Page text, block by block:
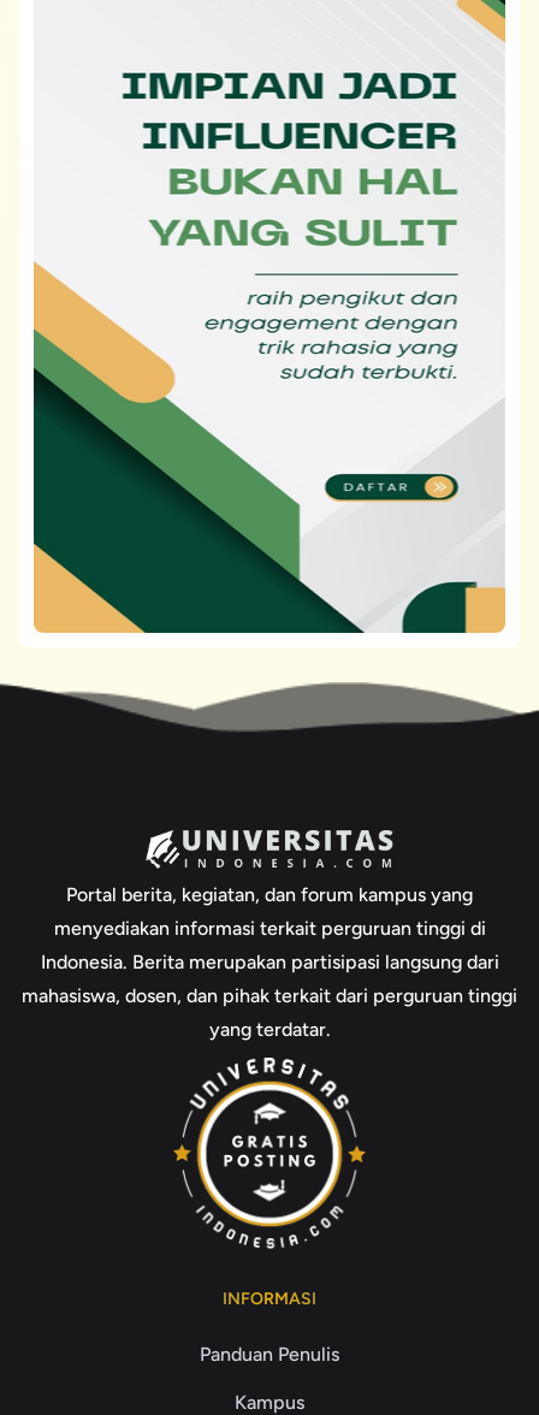
Portal berita, kegiatan, dan forum kampus yang
menyediakan informasi terkait perguruan tinggi di
Indonesia. Berita merupakan partisipasi langsung dari
mahasiswa, dosen, dan pihak terkait dari perguruan tinggi
yang terdatar.
INFORMASI
Panduan Penulis
Kampus